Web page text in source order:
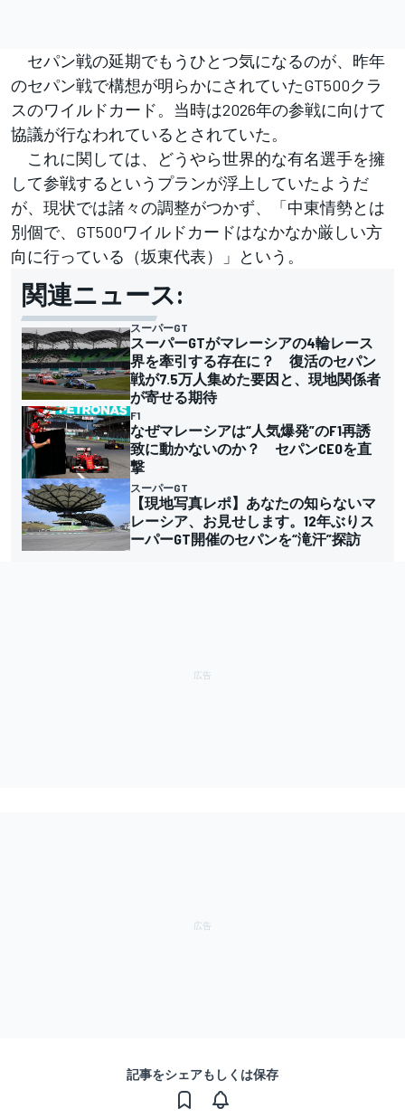
セパン戦の延期でもうひとつ気になるのが、昨年
のセパン戦で構想が明らかにされていたGT500クラ
スのワイルドカード。当時は2026年の参戦に向けて
協議が行なわれているとされていた。
これに関しては、どうやら世界的な有名選手を擁
して参戦するというプランが浮上していたようだ
が、現状では諸々の調整がつかず、「中東情勢とは
別個で、GT500ワイルドカードはなかなか厳しい方
向に行っている（坂東代表）」という。
関連ニュース:
スーパーGT
スーパーGTがマレーシアの4輪レース
界を牽引する存在に？ 復活のセパン
戦が7.5万人集めた要因と、現地関係者
が寄せる期待
F1
なぜマレーシアは“人気爆発”のF1再誘
致に動かないのか？ セパンCEOを直
撃
スーパーGT
【現地写真レポ】あなたの知らないマ
レーシア、お見せします。12年ぶりス
ーパーGT開催のセパンを“滝汗”探訪
記事をシェアもしくは保存